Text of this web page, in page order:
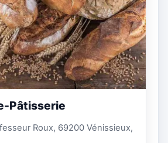
Pâtisserie
Roux, 69200 Vénissieux,